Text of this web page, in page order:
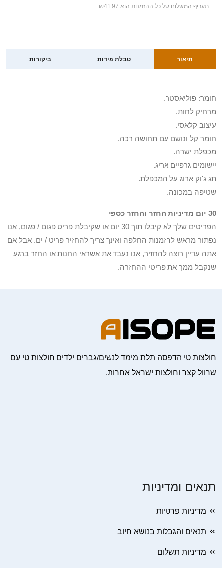
תעריף המשלוח של כל ההזמנות הוא ₪41.97
תיאור טבלת מידות ביקורות
חומר: פוליאסטר.
מרחיק לחות.
עיצוב קלאסי.
חומר קל ונושם עם תחושה רכה.
מכפלת ישרה.
יישומים גרפיים אריג.
תג ג'וק ארוג על המכפלת.
שטיפה במכונה.
30 יום מדיניות החזר והחזר כספי
הפריטים שלך לא קיבלו תוך 30 יום או שקיבלת פריט פגום / פגום, אנו
נפתור מראש להזמנות החלפה ואינך צריך להחזיר פריט / ים. אבל אם
אתה עדיין רוצה להחזיר, אנו נעבד את אשראי החנות או החזר ברגע
שנקבל ממך את פריטי ההחזרה.
חולצות טי הדפסה תלת מימד לנשים/גברים ילדים חולצות טי עם
שרוול קצר וחולצות ישראל אחרות.
תנאים ומדיניות
מדיניות פרטיות
תנאים והגבלות בנושא חיוב
מדיניות תשלום